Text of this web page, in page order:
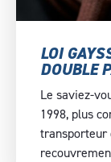
LOI
DOUBLE
Le saviez-
1998, plus
transporteur